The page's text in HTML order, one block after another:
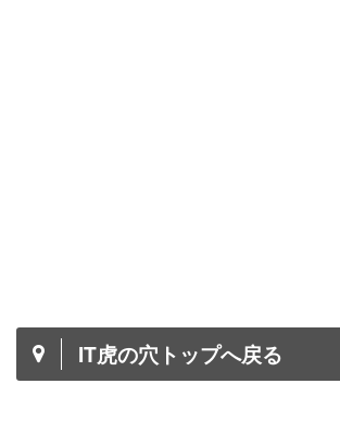
IT虎の穴トップへ戻る